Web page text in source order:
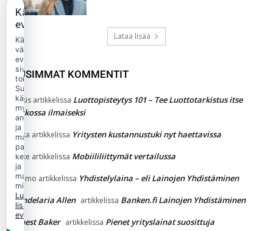
Lataa lisää
UUSIMMAT KOMMENTIT
Jukkis artikkelissa Luottopisteytys 101 – Tee Luottotarkistus itse
verkossa ilmaiseksi
jaska artikkelissa Yritysten kustannustuki nyt haettavissa
Jakke artikkelissa Mobiililiittymät vertailussa
Kimmo artikkelissa Yhdistelylaina – eli Lainojen Yhdistäminen
Candelaria Allen artikkelissa Banken.fi Lainojen Yhdistäminen
Ernest Baker artikkelissa Pienet yrityslainat suosittuja
Käytämme
evästeitä
Käytämme
välttämättömiä
evästeitä
sivuston
toimintaan.
Suostumuksellasi
käytämme
myös
analytiikka-
ja
markkinointievästeitä
palvelun
kehittämiseen
ja
mainonnan
mittaamiseen.
Lue
lisää
evästekäytännöstä.